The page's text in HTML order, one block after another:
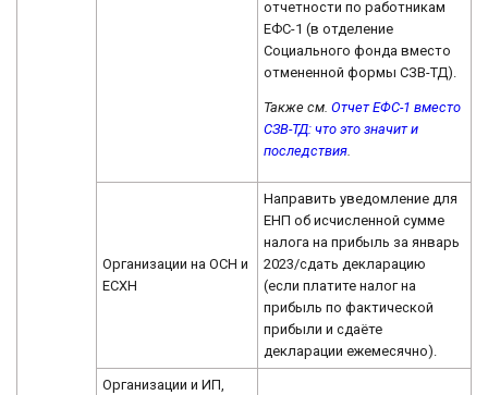
отчетности по работникам
ЕФС-1 (в отделение
Социального фонда вместо
отмененной формы СЗВ-ТД).
Также см.Отчет ЕФС-1 вместо
СЗВ-ТД: что это значит и
последствия.
Организации на ОСН и
ЕСХН
Направить уведомление для
ЕНП об исчисленной сумме
налога на прибыль за январь
2023/сдать декларацию
(если платите налог на
прибыль по фактической
прибыли и сдаёте
декларации ежемесячно).
Организации и ИП,